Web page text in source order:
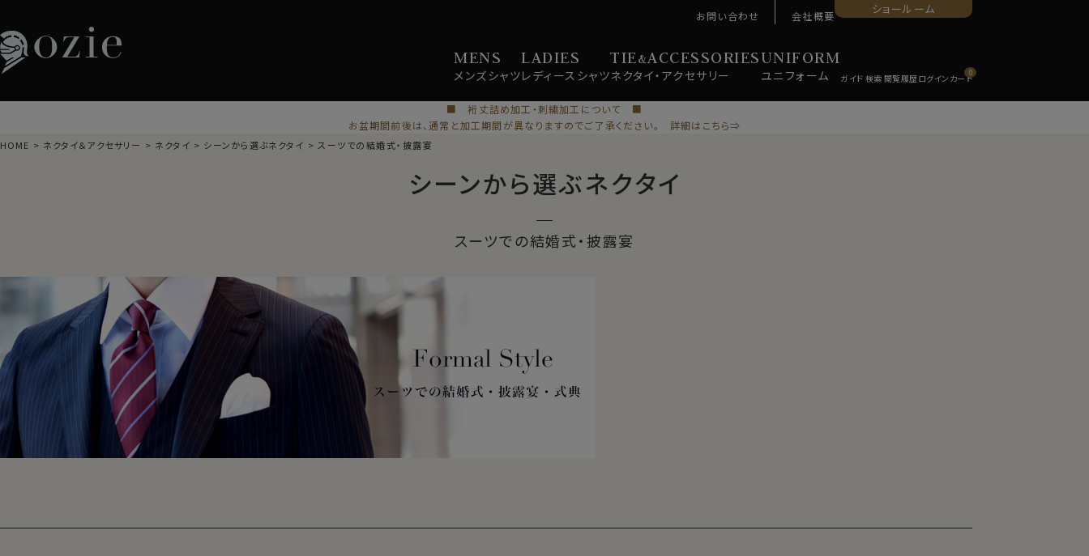
MENS
メンズシャツ
LADIES
レディース シャツ
TIE&ACCESSORIES
ネクタイ・ アクセサリー
UNIFORM
ユニ フォーム
お問い合わせ 会社概要 ショールーム
0
■ 裄丈詰め加工・刺繍加工について ■
お盆期間前後は、通常と加工期間が異なりますのでご了承ください。 詳細はこちら⇒
HOME ネクタイ＆アクセサリー ネクタイ シーンから選ぶネクタイ スーツでの結婚式・披露宴
シーンから選ぶネクタイ
スーツでの結婚式・披露宴